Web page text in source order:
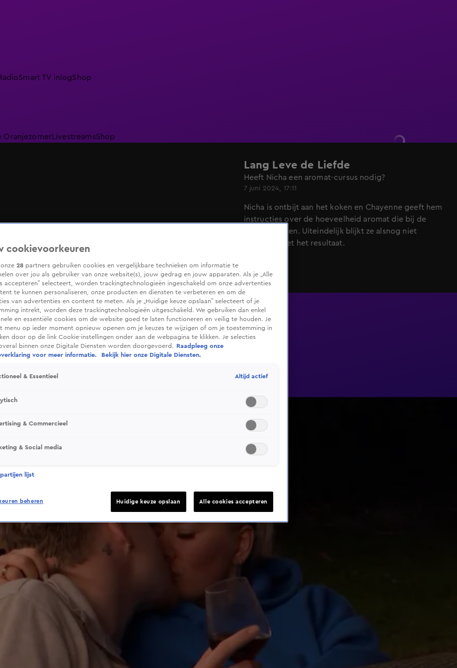
Smart TV inlogShop
Oranjezomer LivestreamsShop
Lang Leve de Liefde
Heeft Nicha een aromat-cursus nodig?
7 juni 2024, 17:11
Nicha is ontbijt aan het koken en Chayenne geeft hem
instructies over de hoeveelheid aromat die bij de
eieren moeten. Uiteindelijk blijkt ze alsnog niet
tevreden met het resultaat.
cookievoorkeuren
28 partners gebruiken cookies en vergelijkbare technieken om informatie te
over jou als gebruiker van onze website(s), jouw gedrag en jouw apparaten. Als je „Alle
accepteren” selecteert, worden trackingtechnologieën ingeschakeld om onze advertenties
te kunnen personaliseren, onze producten en diensten te verbeteren en om de
van advertenties en content te meten. Als je „Huidige keuze opslaan” selecteert of je
intrekt, worden deze trackingtechnologieën uitgeschakeld. We gebruiken dan enkel
en essentiële cookies om de website goed te laten functioneren en veilig te houden. Je
menu op ieder moment opnieuw openen om je keuzes te wijzigen of om je toestemming in
door op de link Cookie-instellingen onder aan de webpagina te klikken. Je selecties
binnen onze Digitale Diensten worden doorgevoerd.
Raadpleeg onze
voor meer informatie.
Bekijk hier onze Digitale Diensten.
& Essentieel Altijd actief
& Commercieel
& Social media
lijst
beheren Huidige keuze opslaan Alle cookies accepteren